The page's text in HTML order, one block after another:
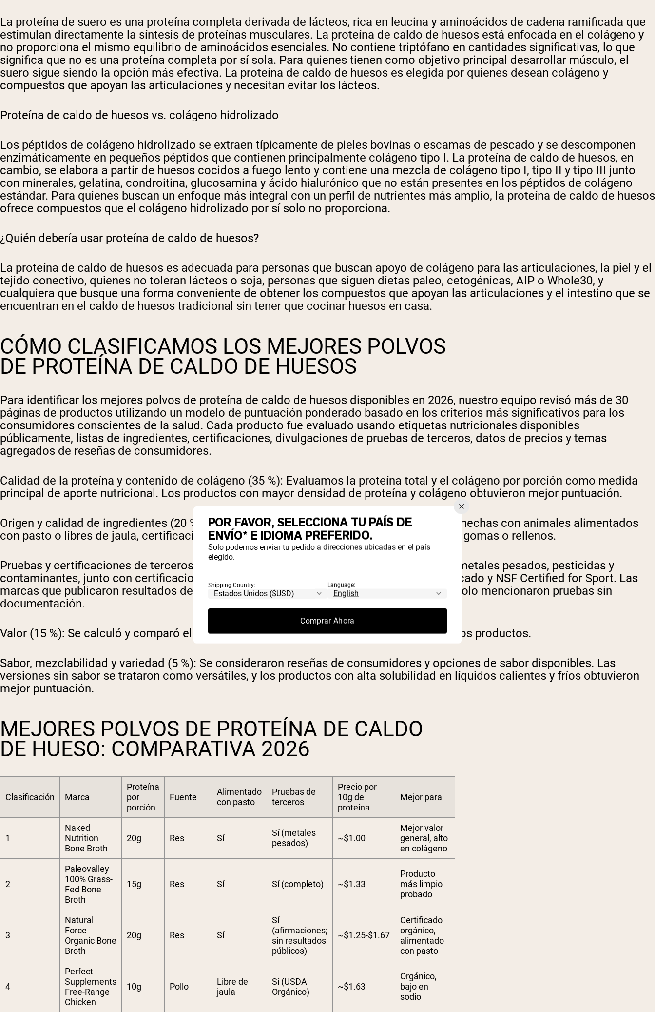
La proteína de suero es una proteína completa derivada de lácteos, rica en leucina y aminoácidos de cadena ramificada que
estimulan directamente la síntesis de proteínas musculares. La proteína de caldo de huesos está enfocada en el colágeno y
no proporciona el mismo equilibrio de aminoácidos esenciales. No contiene triptófano en cantidades significativas, lo que
significa que no es una proteína completa por sí sola. Para quienes tienen como objetivo principal desarrollar músculo, el
suero sigue siendo la opción más efectiva. La proteína de caldo de huesos es elegida por quienes desean colágeno y
compuestos que apoyan las articulaciones y necesitan evitar los lácteos.
Proteína de caldo de huesos vs. colágeno hidrolizado
Los péptidos de colágeno hidrolizado se extraen típicamente de pieles bovinas o escamas de pescado y se descomponen
enzimáticamente en pequeños péptidos que contienen principalmente colágeno tipo I. La proteína de caldo de huesos, en
cambio, se elabora a partir de huesos cocidos a fuego lento y contiene una mezcla de colágeno tipo I, tipo II y tipo III junto
con minerales, gelatina, condroitina, glucosamina y ácido hialurónico que no están presentes en los péptidos de colágeno
estándar. Para quienes buscan un enfoque más integral con un perfil de nutrientes más amplio, la proteína de caldo de huesos
ofrece compuestos que el colágeno hidrolizado por sí solo no proporciona.
¿Quién debería usar proteína de caldo de huesos?
La proteína de caldo de huesos es adecuada para personas que buscan apoyo de colágeno para las articulaciones, la piel y el
tejido conectivo, quienes no toleran lácteos o soja, personas que siguen dietas paleo, cetogénicas, AIP o Whole30, y
cualquiera que busque una forma conveniente de obtener los compuestos que apoyan las articulaciones y el intestino que se
encuentran en el caldo de huesos tradicional sin tener que cocinar huesos en casa.
CÓMO CLASIFICAMOS LOS MEJORES POLVOS
DE PROTEÍNA DE CALDO DE HUESOS
Para identificar los mejores polvos de proteína de caldo de huesos disponibles en 2026, nuestro equipo revisó más de 30
páginas de productos utilizando un modelo de puntuación ponderado basado en los criterios más significativos para los
consumidores conscientes de la salud. Cada producto fue evaluado usando etiquetas nutricionales disponibles
públicamente, listas de ingredientes, certificaciones, divulgaciones de pruebas de terceros, datos de precios y temas
agregados de reseñas de consumidores.
Calidad de la proteína y contenido de colágeno (35 %): Evaluamos la proteína total y el colágeno por porción como medida
principal de aporte nutricional. Los productos con mayor densidad de proteína y colágeno obtuvieron mejor puntuación.
Origen y calidad de ingredientes (20 %):
Se favorecieron fórmulas de un solo ingrediente hechas con animales alimentados
con pasto o libres de jaula, certificación orgánica y ausencia de edulcorantes artificiales, gomas o rellenos.
Pruebas y certificaciones de terceros (25 %):
Se evaluaron pruebas independientes para metales pesados, pesticidas y
contaminantes, junto con certificaciones como USDA Orgánico, Proyecto No-OGM Verificado y NSF Certified for Sport. Las
marcas que publicaron resultados de pruebas obtuvieron mejor puntuación que las que solo mencionaron pruebas sin
documentación.
Valor (15 %): Se calculó y comparó el precio por porción y por 10 g de proteína en todos los productos.
Sabor, mezclabilidad y variedad (5 %): Se consideraron reseñas de consumidores y opciones de sabor disponibles. Las
versiones sin sabor se trataron como versátiles, y los productos con alta solubilidad en líquidos calientes y fríos obtuvieron
mejor puntuación.
MEJORES POLVOS DE PROTEÍNA DE CALDO
DE HUESO: COMPARATIVA 2026
Clasificación Marca
Proteína
por
porción
Fuente
Alimentado
con pasto
Pruebas de
terceros
Precio por
10g de
proteína
Mejor para
1
Naked
Nutrition
Bone Broth
20g Res Sí
Sí (metales
pesados)
~$1.00
Mejor valor
general, alto
en colágeno
2
Paleovalley
100% Grass-
Fed Bone
Broth
15g Res Sí Sí (completo) ~$1.33
Producto
más limpio
probado
3
Natural
Force
Organic Bone
Broth
20g Res Sí
Sí
(afirmaciones;
sin resultados
públicos)
~$1.25-$1.67
Certificado
orgánico,
alimentado
con pasto
4
Perfect
Supplements
Free-Range
Chicken
10g Pollo
Libre de
jaula
Sí (USDA
Orgánico)
~$1.63
Orgánico,
bajo en
sodio
POR FAVOR, SELECCIONA TU PAÍS DE
ENVÍO* E IDIOMA PREFERIDO.
Solo podemos enviar tu pedido a direcciones ubicadas en el país
elegido.
Shipping Country: Language:
Comprar Ahora